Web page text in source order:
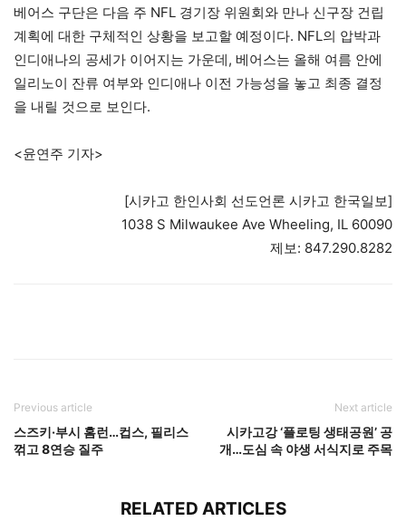
베어스 구단은 다음 주 NFL 경기장 위원회와 만나 신구장 건립
계획에 대한 구체적인 상황을 보고할 예정이다. NFL의 압박과
인디애나의 공세가 이어지는 가운데, 베어스는 올해 여름 안에
일리노이 잔류 여부와 인디애나 이전 가능성을 놓고 최종 결정
을 내릴 것으로 보인다.
<윤연주 기자>
[시카고 한인사회 선도언론 시카고 한국일보]
1038 S Milwaukee Ave Wheeling, IL 60090
제보: 847.290.8282
Previous article
스즈키·부시 홈런…컵스, 필리스
꺾고 8연승 질주
Next article
시카고강 ‘플로팅 생태공원’ 공
개…도심 속 야생 서식지로 주목
RELATED ARTICLES